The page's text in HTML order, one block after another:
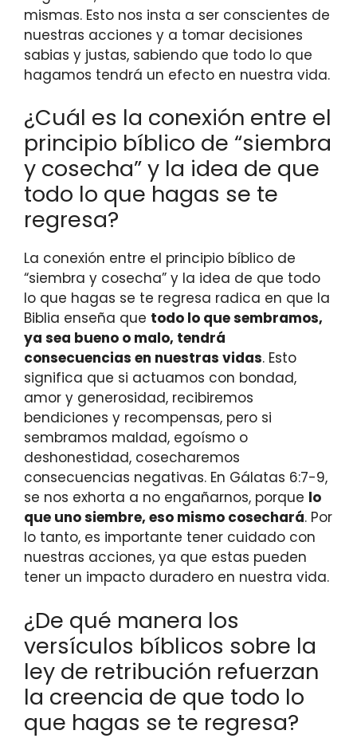
mismas. Esto nos insta a ser conscientes de
nuestras acciones y a tomar decisiones
sabias y justas, sabiendo que todo lo que
hagamos tendrá un efecto en nuestra vida.
¿Cuál es la conexión entre el
principio bíblico de “siembra
y cosecha” y la idea de que
todo lo que hagas se te
regresa?
La conexión entre el principio bíblico de
“siembra y cosecha” y la idea de que todo
lo que hagas se te regresa radica en que la
Biblia enseña que todo lo que sembramos,
ya sea bueno o malo, tendrá
consecuencias en nuestras vidas. Esto
significa que si actuamos con bondad,
amor y generosidad, recibiremos
bendiciones y recompensas, pero si
sembramos maldad, egoísmo o
deshonestidad, cosecharemos
consecuencias negativas. En Gálatas 6:7-9,
se nos exhorta a no engañarnos, porque lo
que uno siembre, eso mismo cosechará. Por
lo tanto, es importante tener cuidado con
nuestras acciones, ya que estas pueden
tener un impacto duradero en nuestra vida.
¿De qué manera los
versículos bíblicos sobre la
ley de retribución refuerzan
la creencia de que todo lo
que hagas se te regresa?